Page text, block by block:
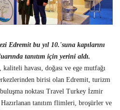
Edremit bu yıl 10.'suna kapılarını
tanıtım için yerini aldı.
havası, doğası ve ege mutfağı
birisi olan Edremit, turizm
noktası Travel Turkey İzmir
tanıtım flimleri, broşürler ve